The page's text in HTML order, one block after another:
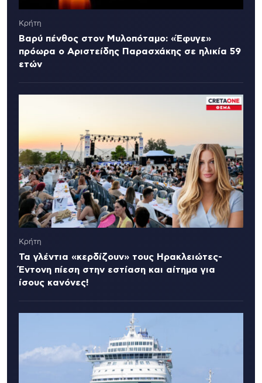
Κρήτη
Βαρύ πένθος στον Μυλοπόταμο: «Έφυγε»
πρόωρα ο Αριστείδης Παρασχάκης σε ηλικία 59
ετών
Κρήτη
Τα γλέντια «κερδίζουν» τους Ηρακλειώτες-
Έντονη πίεση στην εστίαση και αίτημα για
ίσους κανόνες!